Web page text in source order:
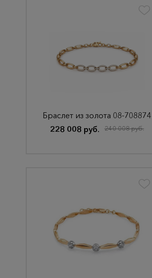
Браслет из золота 08-708874
228 008 руб.
240 008 руб.